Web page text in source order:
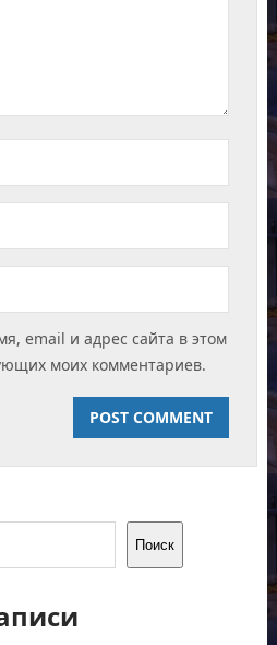
email и адрес сайта в этом
моих комментариев.
Поиск